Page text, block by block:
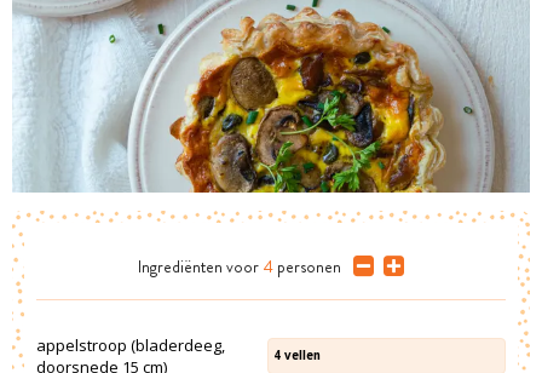
Ingrediënten voor 4 personen
appelstroop (bladerdeeg,
doorsnede 15 cm)
4 vellen